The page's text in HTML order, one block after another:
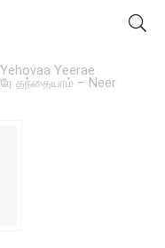
Yehovaa Yeerae
தந்தையாம் – Neer